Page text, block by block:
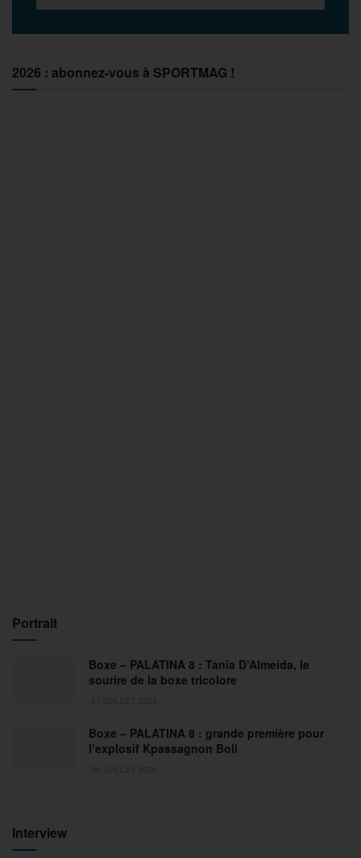
2026 : abonnez-vous à SPORTMAG !
Portrait
Boxe – PALATINA 8 : Tania D’Almeida, le
sourire de la boxe tricolore
Boxe – PALATINA 8 : grande première pour
l’explosif Kpassagnon Boli
Interview